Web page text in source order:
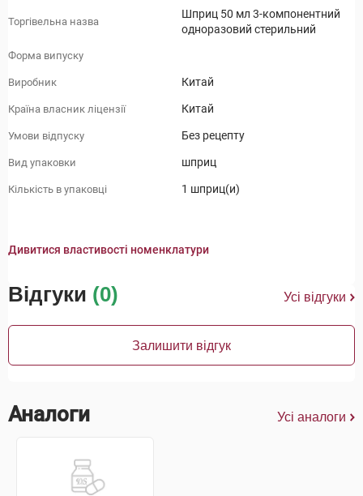
Торгівельна назва
Шприц 50 мл 3-компонентний
одноразовий стерильний
Форма випуску
Виробник Китай
Країна власник ліцензії Китай
Умови відпуску Без рецепту
Вид упаковки шприц
Кількість в упаковці 1 шприц(и)
Дивитися властивості номенклатури
Відгуки (0) Усі відгуки
Залишити відгук
Аналоги Усі аналоги